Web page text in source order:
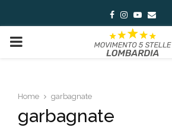
Facebook
Instagram
Youtube
Email
PRIMARY
Home garbagnate
garbagnate